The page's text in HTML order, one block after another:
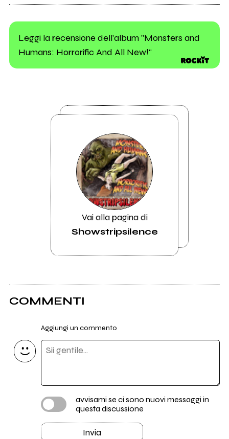
Leggi la recensione dell'album "Monsters and
Humans: Horrorific And All New!"
Vai alla pagina di
Showstripsilence
COMMENTI
Aggiungi un commento
avvisami se ci sono nuovi messaggi in
questa discussione
Invia